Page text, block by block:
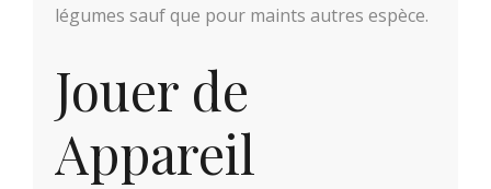
légumes sauf que pour maints autres espèce.
Jouer de
Appareil